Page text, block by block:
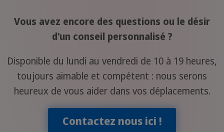
Vous avez encore des questions ou le désir
d'un conseil personnalisé ?
Disponible du lundi au vendredi de 10 à 19 heures,
toujours aimable et compétent : nous serons
heureux de vous aider dans vos déplacements.
Contactez nous ici !